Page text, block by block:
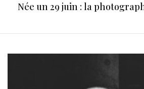
Née un 29 juin : la